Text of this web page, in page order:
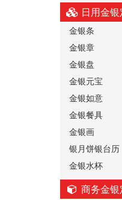
日用金
金银条
金银章
金银盘
金银元宝
金银如意
金银餐具
金银画
银月饼银台历
金银水杯
商务金银